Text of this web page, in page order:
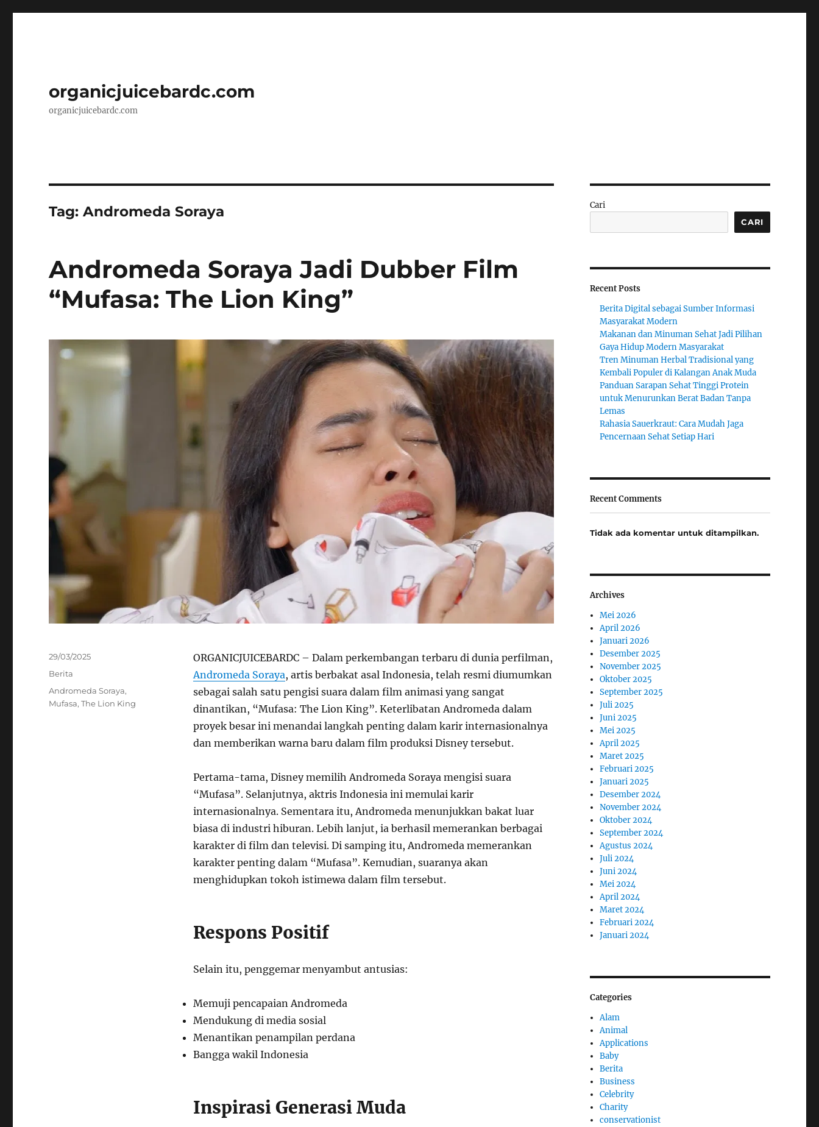
organicjuicebardc.com
organicjuicebardc.com
Tag:Andromeda Soraya
Andromeda Soraya Jadi Dubber Film
“Mufasa: The Lion King”
ORGANICJUICEBARDC – Dalam perkembangan terbaru di dunia perfilman,
Andromeda Soraya, artis berbakat asal Indonesia, telah resmi diumumkan
sebagai salah satu pengisi suara dalam film animasi yang sangat
dinantikan, “Mufasa: The Lion King”. Keterlibatan Andromeda dalam
proyek besar ini menandai langkah penting dalam karir internasionalnya
dan memberikan warna baru dalam film produksi Disney tersebut.
Pertama-tama, Disney memilih Andromeda Soraya mengisi suara
“Mufasa”. Selanjutnya, aktris Indonesia ini memulai karir
internasionalnya. Sementara itu, Andromeda menunjukkan bakat luar
biasa di industri hiburan. Lebih lanjut, ia berhasil memerankan berbagai
karakter di film dan televisi. Di samping itu, Andromeda memerankan
karakter penting dalam “Mufasa”. Kemudian, suaranya akan
menghidupkan tokoh istimewa dalam film tersebut.
Respons Positif
Selain itu, penggemar menyambut antusias:
Memuji pencapaian Andromeda
Mendukung di media sosial
Menantikan penampilan perdana
Bangga wakil Indonesia
Inspirasi Generasi Muda
Posted
29/03/2025
Categories
Berita
Tags
Andromeda Soraya,
Mufasa,The Lion King
Cari
CARI
Recent Posts
Berita Digital sebagai Sumber Informasi
Masyarakat Modern
Makanan dan Minuman Sehat Jadi Pilihan
Gaya Hidup Modern Masyarakat
Tren Minuman Herbal Tradisional yang
Kembali Populer di Kalangan Anak Muda
Panduan Sarapan Sehat Tinggi Protein
untuk Menurunkan Berat Badan Tanpa
Lemas
Rahasia Sauerkraut: Cara Mudah Jaga
Pencernaan Sehat Setiap Hari
Recent Comments
Tidak ada komentar untuk ditampilkan.
Archives
Mei 2026
April 2026
Januari 2026
Desember 2025
November 2025
Oktober 2025
September 2025
Juli 2025
Juni 2025
Mei 2025
April 2025
Maret 2025
Februari 2025
Januari 2025
Desember 2024
November 2024
Oktober 2024
September 2024
Agustus 2024
Juli 2024
Juni 2024
Mei 2024
April 2024
Maret 2024
Februari 2024
Januari 2024
Categories
Alam
Animal
Applications
Baby
Berita
Business
Celebrity
Charity
conservationist